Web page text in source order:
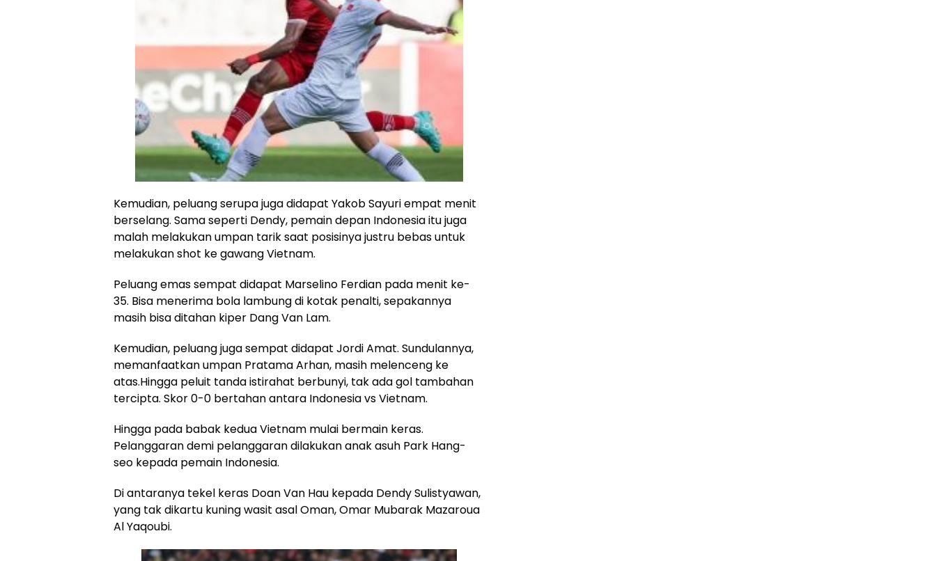
Kemudian, peluang serupa juga didapat Yakob Sayuri empat menit
berselang. Sama seperti Dendy, pemain depan Indonesia itu juga
malah melakukan umpan tarik saat posisinya justru bebas untuk
melakukan shot ke gawang Vietnam.
Peluang emas sempat didapat Marselino Ferdian pada menit ke-
35. Bisa menerima bola lambung di kotak penalti, sepakannya
masih bisa ditahan kiper Dang Van Lam.
Kemudian, peluang juga sempat didapat Jordi Amat. Sundulannya,
memanfaatkan umpan Pratama Arhan, masih melenceng ke
atas.Hingga peluit tanda istirahat berbunyi, tak ada gol tambahan
tercipta. Skor 0-0 bertahan antara Indonesia vs Vietnam.
Hingga pada babak kedua Vietnam mulai bermain keras.
Pelanggaran demi pelanggaran dilakukan anak asuh Park Hang-
seo kepada pemain Indonesia.
Di antaranya tekel keras Doan Van Hau kepada Dendy Sulistyawan,
yang tak dikartu kuning wasit asal Oman, Omar Mubarak Mazaroua
Al Yaqoubi.